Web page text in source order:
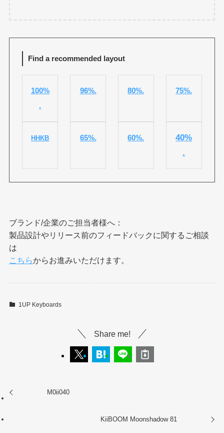
Find a recommended layout
100%
.
96%. 80%. 75%.
HHKB 65%. 60%.
40%
.
ブランド/企業のご担当者様へ：
製品設計やリリース前のフィードバックに関するご相談
は
こちらからお進みいただけます。
1UP Keyboards
Share me!
M0ii040
KiiBOOM Moonshadow 81